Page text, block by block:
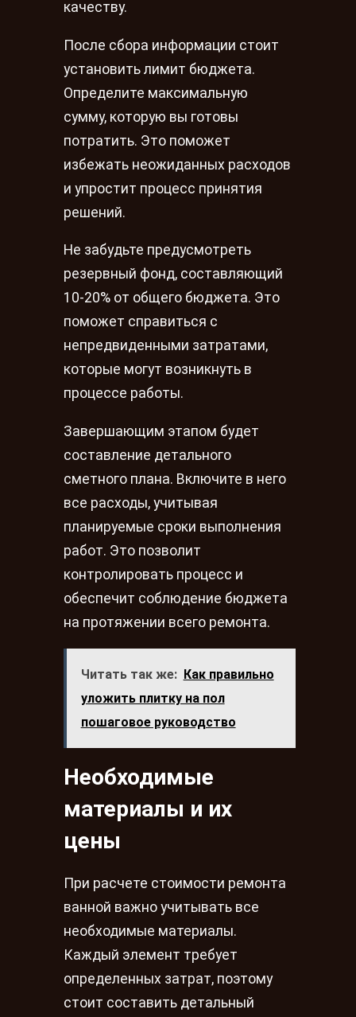
качеству.
После сбора информации стоит
установить лимит бюджета.
Определите максимальную
сумму, которую вы готовы
потратить. Это поможет
избежать неожиданных расходов
и упростит процесс принятия
решений.
Не забудьте предусмотреть
резервный фонд, составляющий
10-20% от общего бюджета. Это
поможет справиться с
непредвиденными затратами,
которые могут возникнуть в
процессе работы.
Завершающим этапом будет
составление детального
сметного плана. Включите в него
все расходы, учитывая
планируемые сроки выполнения
работ. Это позволит
контролировать процесс и
обеспечит соблюдение бюджета
на протяжении всего ремонта.
Читать так же:
Как правильно
уложить плитку на пол
пошаговое руководство
Необходимые
материалы и их
цены
При расчете стоимости ремонта
ванной важно учитывать все
необходимые материалы.
Каждый элемент требует
определенных затрат, поэтому
стоит составить детальный